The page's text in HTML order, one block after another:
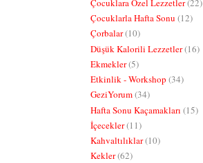
Çocuklara Özel Lezzetler(22)
Çocuklarla Hafta Sonu (12)
Çorbalar(10)
Düşük Kalorili Lezzetler(16)
Ekmekler(5)
Etkinlik - Workshop (34)
GeziYorum(34)
Hafta Sonu Kaçamakları (15)
İçecekler(11)
Kahvaltılıklar(10)
Kekler(62)